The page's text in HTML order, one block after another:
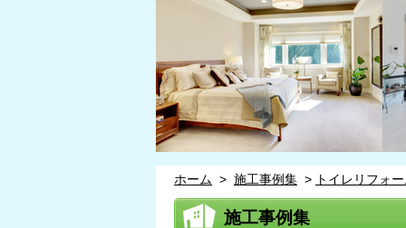
ホーム > 施工事例集 > トイレリフォ
施工事例集